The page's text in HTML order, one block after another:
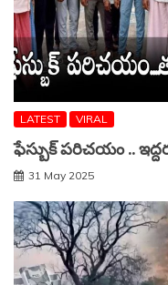
LATEST VIRAL
ఫేస్బుక్ పరిచయం ..
31 May 2025